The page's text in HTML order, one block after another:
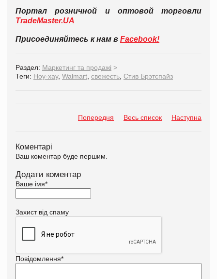
Портал розничной и оптовой торговли
TradeMaster.UA
Присоединяйтесь к нам в Facebook!
Раздел: Маркетинг та продажі >
Теги: Ноу-хау, Walmart свежесть Стив Брэтспайз
Попередня Весь список Наступна
Коментарі
Ваш коментар буде першим.
Додати коментар
Ваше імя*
Захист від спаму
Повідомлення*